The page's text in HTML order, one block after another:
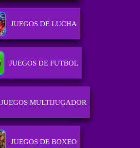
JUEGOS DE LUCHA
JUEGOS DE FUTBOL
JUEGOS MULTIJUGADOR
JUEGOS DE BOXEO